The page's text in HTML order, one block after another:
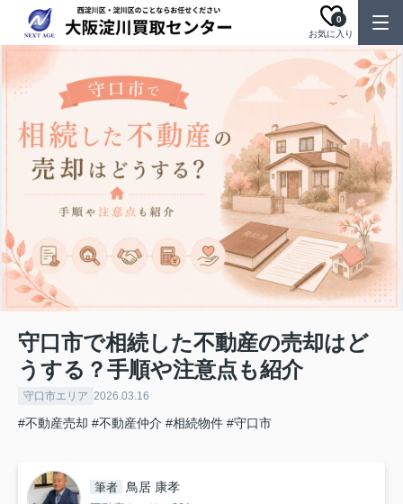
お気に入り
0
守口市で相続した不動産の売却はど
うする？手順や注意点も紹介
守口市エリア 2026.03.16
#不動産売却 #不動産仲介 #相続物件 #守口市
筆者 鳥居 康孝